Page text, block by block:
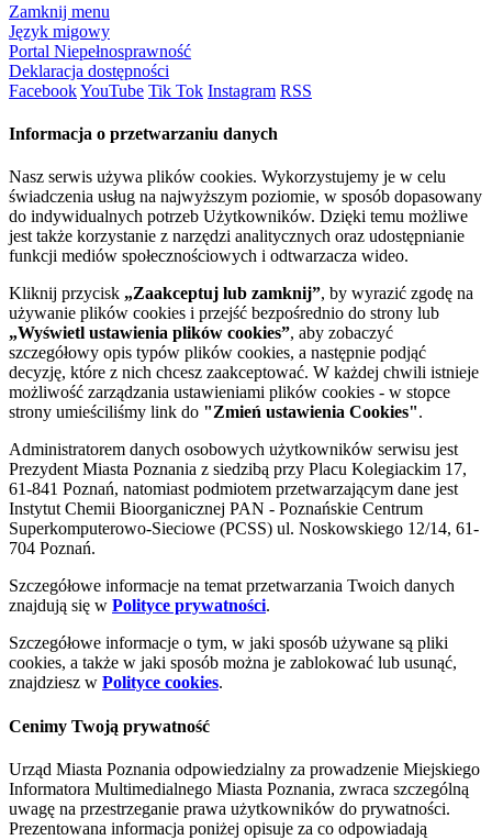
Zamknij menu
Język migowy
Portal Niepełnosprawność
Deklaracja dostępności
FacebookYouTube Tik Tok Instagram RSS
Informacja o przetwarzaniu danych
Nasz serwis używa plików cookies. Wykorzystujemy je w celu
świadczenia usług na najwyższym poziomie, w sposób dopasowany
do indywidualnych potrzeb Użytkowników. Dzięki temu możliwe
jest także korzystanie z narzędzi analitycznych oraz udostępnianie
funkcji mediów społecznościowych i odtwarzacza wideo.
Kliknij przycisk „Zaakceptuj lub zamknij”, by wyrazić zgodę na
używanie plików cookies i przejść bezpośrednio do strony lub
„Wyświetl ustawienia plików cookies”, aby zobaczyć
szczegółowy opis typów plików cookies, a następnie podjąć
decyzję, które z nich chcesz zaakceptować. W każdej chwili istnieje
możliwość zarządzania ustawieniami plików cookies - w stopce
strony umieściliśmy link do "Zmień ustawienia Cookies".
Administratorem danych osobowych użytkowników serwisu jest
Prezydent Miasta Poznania z siedzibą przy Placu Kolegiackim 17,
61-841 Poznań, natomiast podmiotem przetwarzającym dane jest
Instytut Chemii Bioorganicznej PAN - Poznańskie Centrum
Superkomputerowo-Sieciowe (PCSS) ul. Noskowskiego 12/14, 61-
704 Poznań.
Szczegółowe informacje na temat przetwarzania Twoich danych
znajdują się w Polityce prywatności.
Szczegółowe informacje o tym, w jaki sposób używane są pliki
cookies, a także w jaki sposób można je zablokować lub usunąć,
znajdziesz w Polityce cookies.
Cenimy Twoją prywatność
Urząd Miasta Poznania odpowiedzialny za prowadzenie Miejskiego
Informatora Multimedialnego Miasta Poznania, zwraca szczególną
uwagę na przestrzeganie prawa użytkowników do prywatności.
Prezentowana informacja poniżej opisuje za co odpowiadają